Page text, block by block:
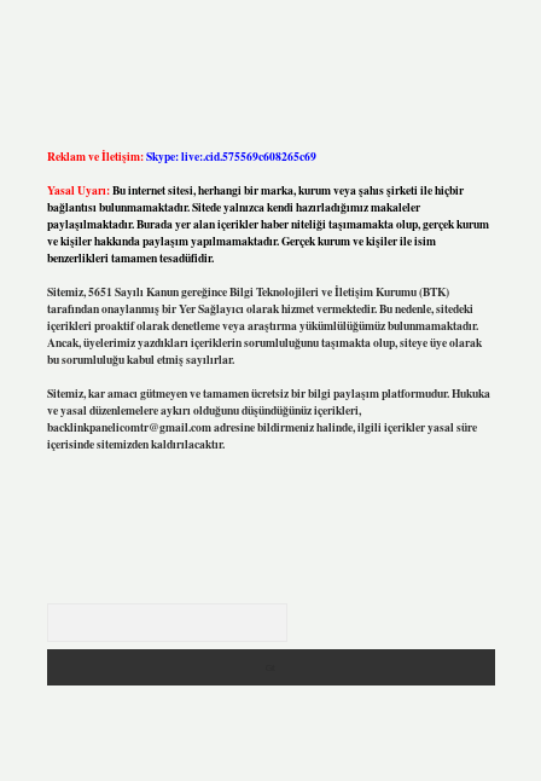
Reklam ve İletişim:Skype: live:.cid.575569c608265c69
Yasal Uyarı:Bu internet sitesi, herhangi bir marka, kurum veya şahıs şirketi ile hiçbir
bağlantısı bulunmamaktadır. Sitede yalnızca kendi hazırladığımız makaleler
paylaşılmaktadır. Burada yer alan içerikler haber niteliği taşımamakta olup, gerçek kurum
ve kişiler hakkında paylaşım yapılmamaktadır. Gerçek kurum ve kişiler ile isim
benzerlikleri tamamen tesadüfidir.
Sitemiz, 5651 Sayılı Kanun gereğince Bilgi Teknolojileri ve İletişim Kurumu (BTK)
tarafından onaylanmış bir Yer Sağlayıcı olarak hizmet vermektedir. Bu nedenle, sitedeki
içerikleri proaktif olarak denetleme veya araştırma yükümlülüğümüz bulunmamaktadır.
Ancak, üyelerimiz yazdıkları içeriklerin sorumluluğunu taşımakta olup, siteye üye olarak
bu sorumluluğu kabul etmiş sayılırlar.
Sitemiz, kar amacı gütmeyen ve tamamen ücretsiz bir bilgi paylaşım platformudur. Hukuka
ve yasal düzenlemelere aykırı olduğunu düşündüğünüz içerikleri,
backlinkpanelicomtr@gmail.comadresine bildirmeniz halinde, ilgili içerikler yasal süre
içerisinde sitemizden kaldırılacaktır.